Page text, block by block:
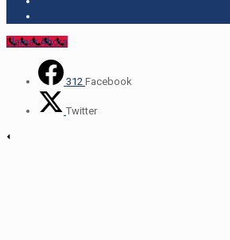
Llamar Ahora
312 Facebook
Twitter